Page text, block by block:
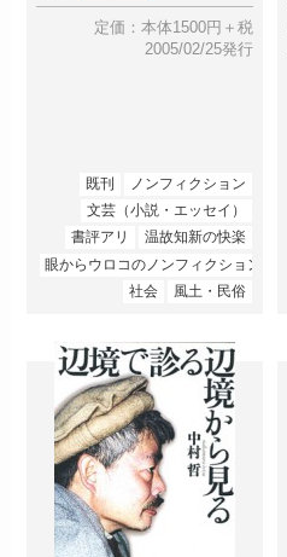
定価：本体1500円＋税
2005/02/25発行
既刊
ノンフィクション
文芸（小説・エッセイ）
書評アリ
温故知新の快楽
眼からウロコのノンフィクション
社会
風土・民俗